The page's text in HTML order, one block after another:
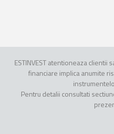
ESTINVEST atentioneaza clientii
financiare implica anumite
Pentru detalii consultati